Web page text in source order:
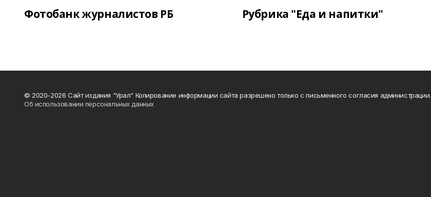
Фотобанк журналистов РБ Рубрика "Еда и напитки"
© 2020-2026 Сайт издания "Урал" Копирование информации сайта разрешено только с письменного согласия администрации.
Об использовании персональных данных